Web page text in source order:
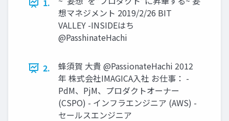
1.
想マネジメント 2019/2/26 BIT
VALLEY -INSIDEはち
@PasshinateHachi
2.
蜂須賀 大貴 @PassionateHachi 2012
年 株式会社IMAGICA入社 お仕事： -
PdM、PjM、プロダクトオーナー
(CSPO) - インフラエンジニア (AWS) -
セールスエンジニア